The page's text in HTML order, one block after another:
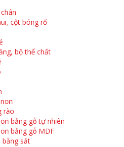
cột bóng rổ
bộ thể chất
rào
bằng gỗ tự nhiên
bằng gỗ MDF
bằng sắt